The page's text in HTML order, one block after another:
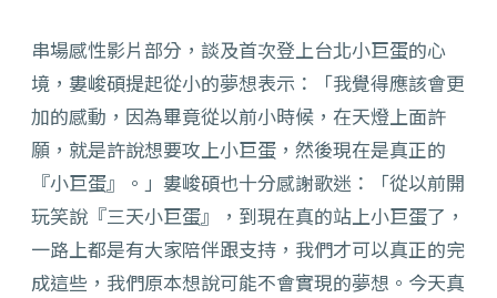
串場感性影片部分，談及首次登上台北小巨蛋的心
境，婁峻碩提起從小的夢想表示：「我覺得應該會更
加的感動，因為畢竟從以前小時候，在天燈上面許
願，就是許說想要攻上小巨蛋，然後現在是真正的
『小巨蛋』。」婁峻碩也十分感謝歌迷：「從以前開
玩笑說『三天小巨蛋』，到現在真的站上小巨蛋了，
一路上都是有大家陪伴跟支持，我們才可以真正的完
成這些，我們原本想說可能不會實現的夢想。今天真